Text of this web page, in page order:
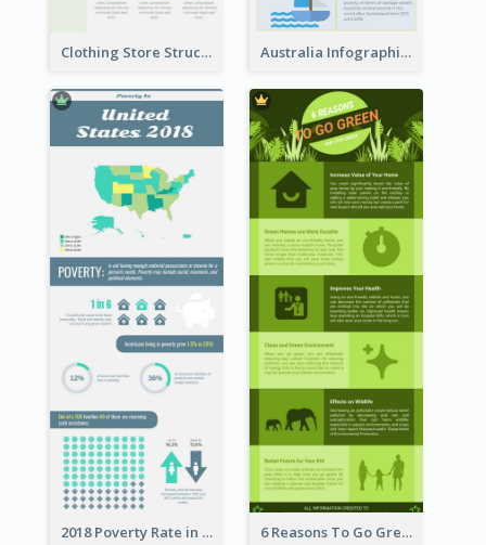
Clothing Store Structure Infographic Australia Infographic
2018 Poverty Rate in the United States Infographic 6 Reasons To Go Green